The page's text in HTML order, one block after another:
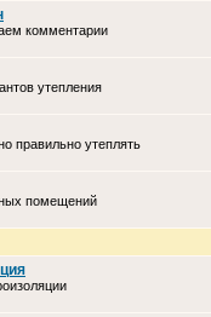
комментарии
утепления
правильно утеплять
помещений